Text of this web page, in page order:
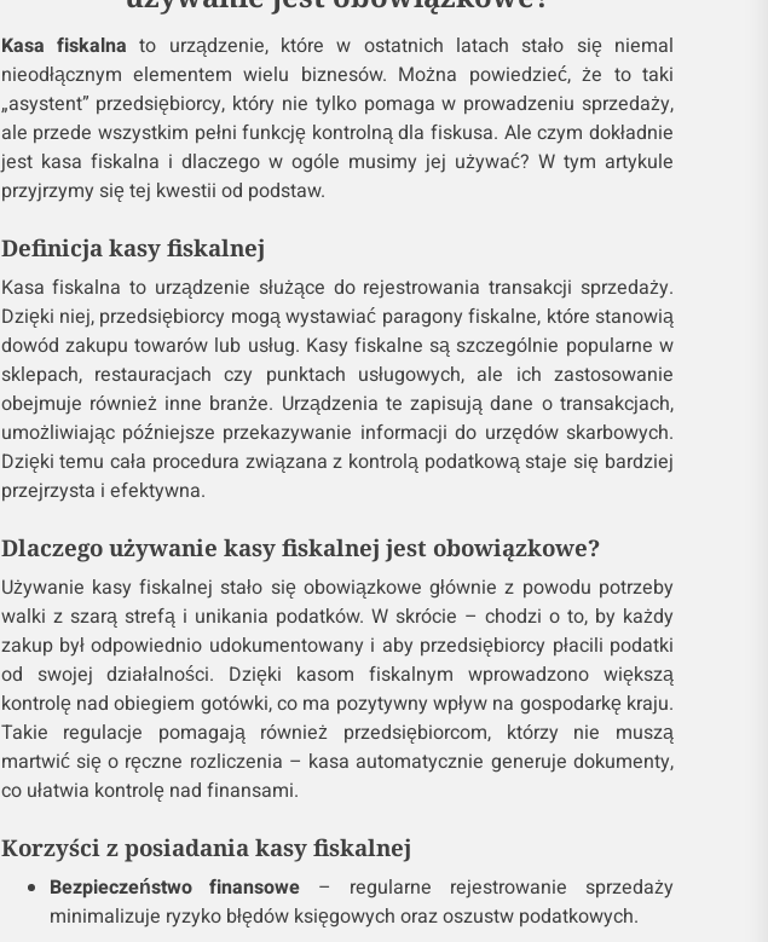
Kasa fiskalna to urządzenie, które w ostatnich latach stało się niemal
nieodłącznym elementem wielu biznesów. Można powiedzieć, że to taki
„asystent” przedsiębiorcy, który nie tylko pomaga w prowadzeniu sprzedaży,
ale przede wszystkim pełni funkcję kontrolną dla fiskusa. Ale czym dokładnie
jest kasa fiskalna i dlaczego w ogóle musimy jej używać? W tym artykule
przyjrzymy się tej kwestii od podstaw.
Definicja kasy fiskalnej
Kasa fiskalna to urządzenie służące do rejestrowania transakcji sprzedaży.
Dzięki niej, przedsiębiorcy mogą wystawiać paragony fiskalne, które stanowią
dowód zakupu towarów lub usług. Kasy fiskalne są szczególnie popularne w
sklepach, restauracjach czy punktach usługowych, ale ich zastosowanie
obejmuje również inne branże. Urządzenia te zapisują dane o transakcjach,
umożliwiając późniejsze przekazywanie informacji do urzędów skarbowych.
Dzięki temu cała procedura związana z kontrolą podatkową staje się bardziej
przejrzysta i efektywna.
Dlaczego używanie kasy fiskalnej jest obowiązkowe?
Używanie kasy fiskalnej stało się obowiązkowe głównie z powodu potrzeby
walki z szarą strefą i unikania podatków. W skrócie – chodzi o to, by każdy
zakup był odpowiednio udokumentowany i aby przedsiębiorcy płacili podatki
od swojej działalności. Dzięki kasom fiskalnym wprowadzono większą
kontrolę nad obiegiem gotówki, co ma pozytywny wpływ na gospodarkę kraju.
Takie regulacje pomagają również przedsiębiorcom, którzy nie muszą
martwić się o ręczne rozliczenia – kasa automatycznie generuje dokumenty,
co ułatwia kontrolę nad finansami.
Korzyści z posiadania kasy fiskalnej
Bezpieczeństwo finansowe – regularne rejestrowanie sprzedaży
minimalizuje ryzyko błędów księgowych oraz oszustw podatkowych.